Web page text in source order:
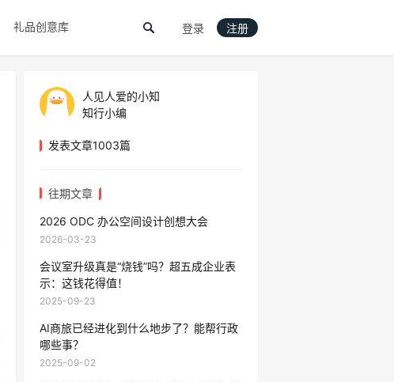
礼品创意库 登录 注册
人见人爱的小知
知行小编
发表文章1003篇
往期文章
2026 ODC 办公空间设计创想大会
2026-03-23
会议室升级真是“烧钱”吗？超五成企业表
示：这钱花得值！​​
2025-09-23
AI商旅已经进化到什么地步了？能帮行政
哪些事？
2025-09-02